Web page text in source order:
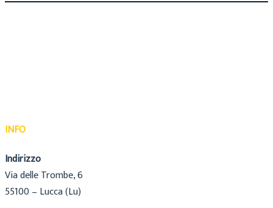
INFO
Indirizzo
Via delle Trombe, 6
55100 – Lucca (Lu)